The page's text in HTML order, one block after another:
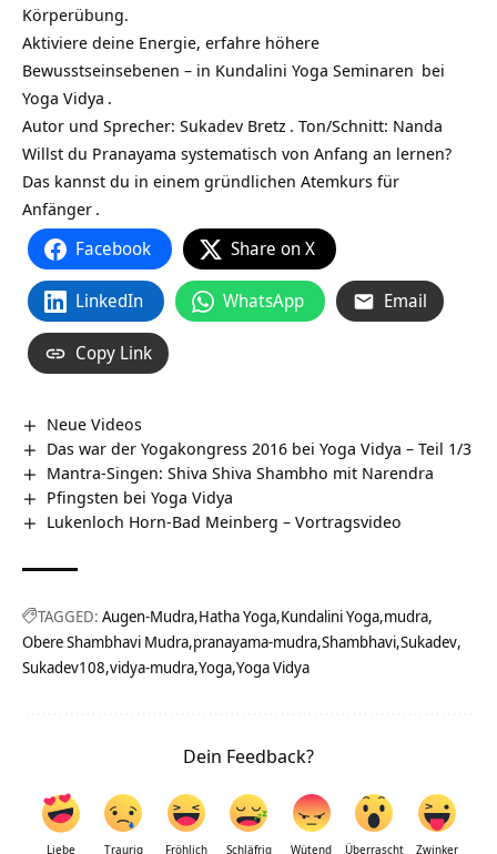
Körperübung.
Aktiviere deine Energie, erfahre höhere
Bewusstseinsebenen – in Kundalini Yoga Seminaren bei
Yoga Vidya .
Autor und Sprecher: Sukadev Bretz . Ton/Schnitt: Nanda
Willst du Pranayama systematisch von Anfang an lernen?
Das kannst du in einem gründlichen Atemkurs für
Anfänger .
Facebook Share on X
LinkedIn WhatsApp Email
Copy Link
Neue Videos
Das war der Yogakongress 2016 bei Yoga Vidya – Teil 1/3
Mantra-Singen: Shiva Shiva Shambho mit Narendra
Pfingsten bei Yoga Vidya
Lukenloch Horn-Bad Meinberg‏‎ – Vortragsvideo
TAGGED: Augen-Mudra Hatha Yoga Kundalini Yoga mudra
Obere Shambhavi Mudra pranayama-mudra Shambhavi Sukadev
Sukadev108 vidya-mudra Yoga Yoga Vidya
Dein Feedback?
Liebe Traurig Fröhlich Schläfrig Wütend Überrascht Zwinker